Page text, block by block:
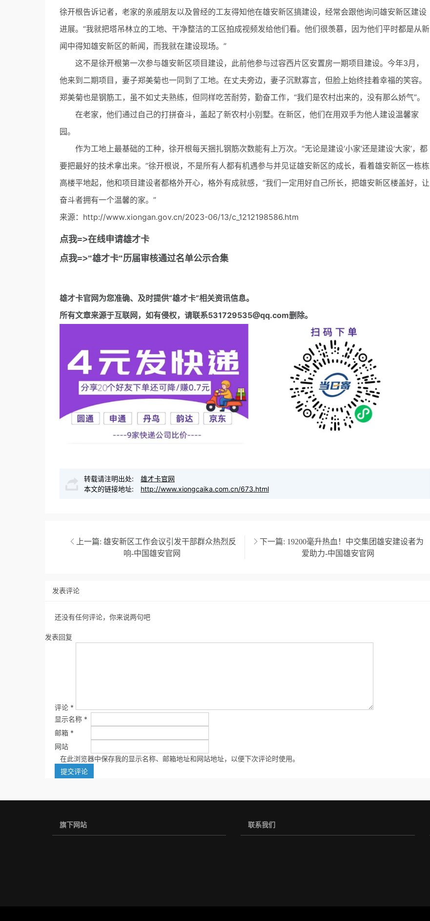
徐开根告诉记者，老家的亲戚朋友以及曾经的工友得知他在雄安新区搞建设，经常会跟他询问雄安新区建设
进展。“我就把塔吊林立的工地、干净整洁的工区拍成视频发给他们看。他们很羡慕，因为他们平时都是从新
闻中得知雄安新区的新闻，而我就在建设现场。”
这不是徐开根第一次参与雄安新区项目建设，此前他参与过容西片区安置房一期项目建设。今年3月，
他来到二期项目，妻子郑美菊也一同到了工地。在丈夫旁边，妻子沉默寡言，但脸上始终挂着幸福的笑容。
郑美菊也是钢筋工，虽不如丈夫熟练，但同样吃苦耐劳，勤奋工作，“我们是农村出来的，没有那么娇气”。
在老家，他们通过自己的打拼奋斗，盖起了新农村小别墅。在新区，他们在用双手为他人建设温馨家
园。
作为工地上最基础的工种，徐开根每天捆扎钢筋次数能有上万次。“无论是建设‘小家’还是建设‘大家’，都
要把最好的技术拿出来。”徐开根说，不是所有人都有机遇参与并见证雄安新区的成长，看着雄安新区一栋栋
高楼平地起，他和项目建设者都格外开心，格外有成就感，“我们一定用好自己所长，把雄安新区楼盖好，让
奋斗者拥有一个温馨的家。”
来源：http://www.xiongan.gov.cn/2023-06/13/c_1212198586.htm
点我=>在线申请雄才卡
点我=>"雄才卡"历届审核通过名单公示合集
雄才卡官网为您准确、及时提供“雄才卡”相关资讯信息。
所有文章来源于互联网，如有侵权，请联系531729535@qq.com删除。
转载请注明出处:
雄才卡官网
本文的链接地址:
http://www.xiongcaika.com.cn/673.html
上一篇: 雄安新区工作会议引发干部群众热烈反
响-中国雄安官网
下一篇: 19200毫升热血！中交集团雄安建设者为
爱助力-中国雄安官网
发表评论
还没有任何评论，你来说两句吧
发表回复
评论 *
显示名称 *
邮箱 *
网站
在此浏览器中保存我的显示名称、邮箱地址和网站地址，以便下次评论时使用。
旗下网站 联系我们